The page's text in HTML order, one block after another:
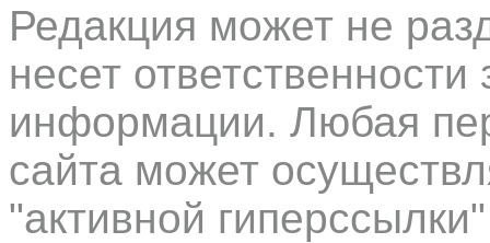
Редакция может не
несет
информации. Любая
сайта может
"активной